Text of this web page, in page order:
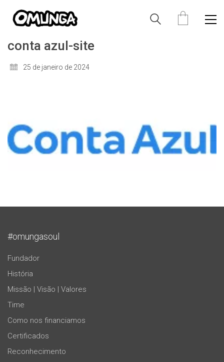
conta azul-site
25 de janeiro de 2024
#omungasoul
Fundador
História
Missão | Visão | Valores
Time
Como nos financiamos
Certificados
Reconhecimento